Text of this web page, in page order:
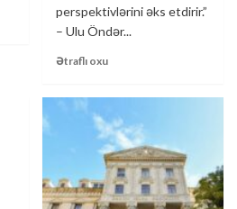
perspektivlərini əks etdirir.”
– Ulu Öndər...
Ətraflı oxu